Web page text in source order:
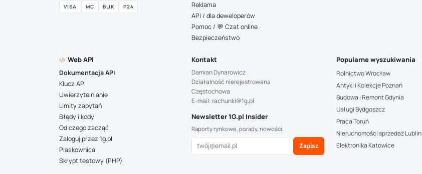
VISA MC BLIK P24
Reklama
API / dla deweloperów
Pomoc / 💬 Czat online
Bezpieczeństwo
Web API
Dokumentacja API
Klucz API
Uwierzytelnianie
Limity zapytań
Błędy i kody
Od czego zacząć
Zaloguj przez 1g.pl
Piaskownica
Skrypt testowy (PHP)
Kontakt
Damian Dynarowicz
Działalność nierejestrowana
Częstochowa
E-mail: rachunki@1g.pl
Newsletter 1G.pl Insider
Raporty rynkowe, porady, nowości.
Zapisz
Popularne wyszukiwania
Rolnictwo Wrocław
Antyki i Kolekcje Poznań
Budowa i Remont Gdynia
Usługi Bydgoszcz
Praca Toruń
Nieruchomości sprzedaż Lublin
Elektronika Katowice